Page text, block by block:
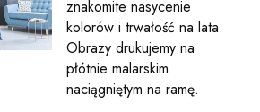
znakomite nasycenie
kolorów i trwałość na lata.
Obrazy drukujemy na
płótnie malarskim
naciągniętym na ramę.